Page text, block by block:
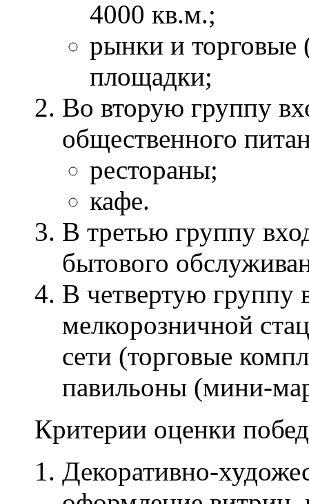
4000 кв.м.;
рынки и торговые
площадки;
Во вторую группу
общественного
рестораны;
кафе.
В третью группу
бытового
В четвертую группу
мелкорозничной
сети (торговые
павильоны (мини-
Критерии оценки
Декоративно-